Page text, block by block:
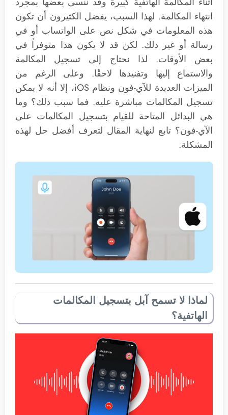
انتهاء المكالمة. لهذا السبب، يفضل الكثيرون أن تكون
هذه المعلومات في شكل نص على الواتساب أو في
رسالة أو غير ذلك. لكن قد لا يكون هذا متوفراً في
بعض الأوقات. لذا نحتاج إلى تسجيل المكالمة
والاستماع إليها وتفنيدها لاحقًا. وعلى الرغم من
الميزات العديدة للآي-فون ونظام iOS، إلا أنه لا يمكن
تسجيل المكالمات مباشرة عليه. فما سبب ذلك؟ وما
هي البدائل المتاحة للقيام بتسجيل المكالمات على
الآي-فون؟ تابع لنهاية المقال لتعرف أفضل حل لهذه
المشكلة.
لماذا لا تسمح آبل بتسجيل المكالمات
الهاتفية؟